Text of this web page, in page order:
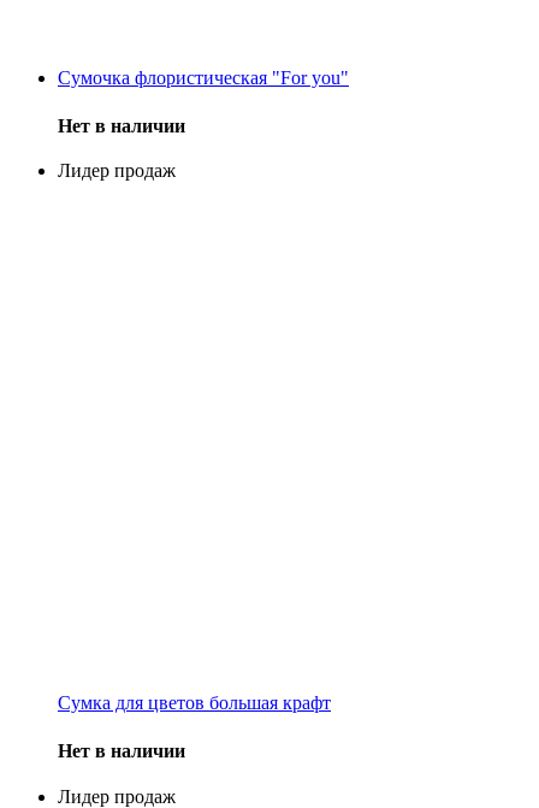
Сумочка флористическая "For you"
Нет в наличии
Лидер продаж
Сумка для цветов большая крафт
Нет в наличии
Лидер продаж